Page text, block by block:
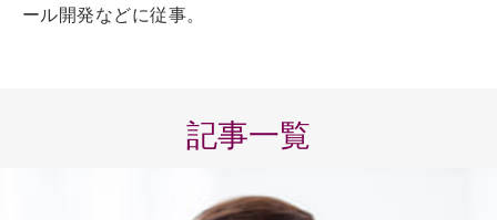
ール開発などに従事。
記事一覧